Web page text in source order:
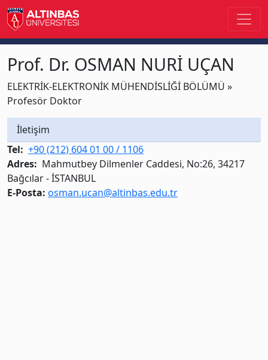
Prof. Dr. OSMAN NURİ UÇAN
ELEKTRİK-ELEKTRONİK MÜHENDİSLİĞİ BÖLÜMÜ »
Profesör Doktor
İletişim
Tel: +90 (212) 604 01 00 / 1106
Adres: Mahmutbey Dilmenler Caddesi, No:26, 34217
Bağcılar - İSTANBUL
E-Posta: osman.ucan@altinbas.edu.tr